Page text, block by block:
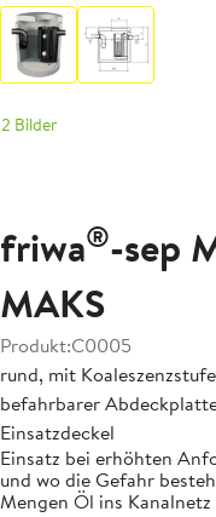
2 Bilder
friwa®-sep
MAKS
Produkt:C0005
rund, mit
befahrbarer
Einsatzdeckel
Einsatz bei erhöhten
und wo die Gefahr
Mengen Öl ins